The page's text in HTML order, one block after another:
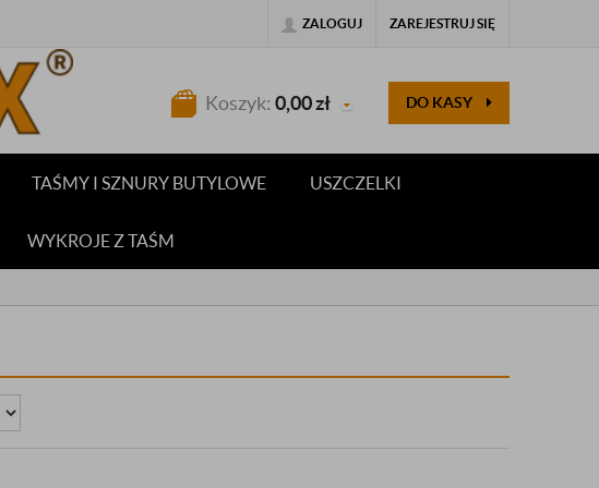
ZALOGUJ ZAREJESTRUJ SIĘ
Koszyk: 0,00zł DO KASY
TAŚMY I SZNURY BUTYLOWE USZCZELKI
WYKROJE Z TAŚM